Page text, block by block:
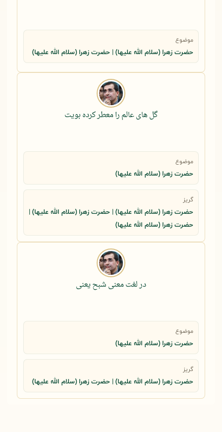
موضوع
حضرت زهرا (سلام الله علیها) | حضرت زهرا (سلام الله علیها)
گل های عالم را معطر کرده بویت
موضوع
حضرت زهرا (سلام الله علیها)
گریز
حضرت زهرا (سلام الله علیها) | حضرت زهرا (سلام الله علیها) |
حضرت زهرا (سلام الله علیها)
در لغت معنی شبح یعنی
موضوع
حضرت زهرا (سلام الله علیها)
گریز
حضرت زهرا (سلام الله علیها) | حضرت زهرا (سلام الله علیها)